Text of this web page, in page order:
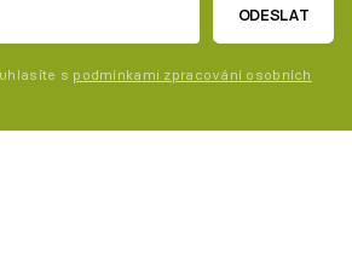
ODESLAT
s podmínkami zpracování osobních